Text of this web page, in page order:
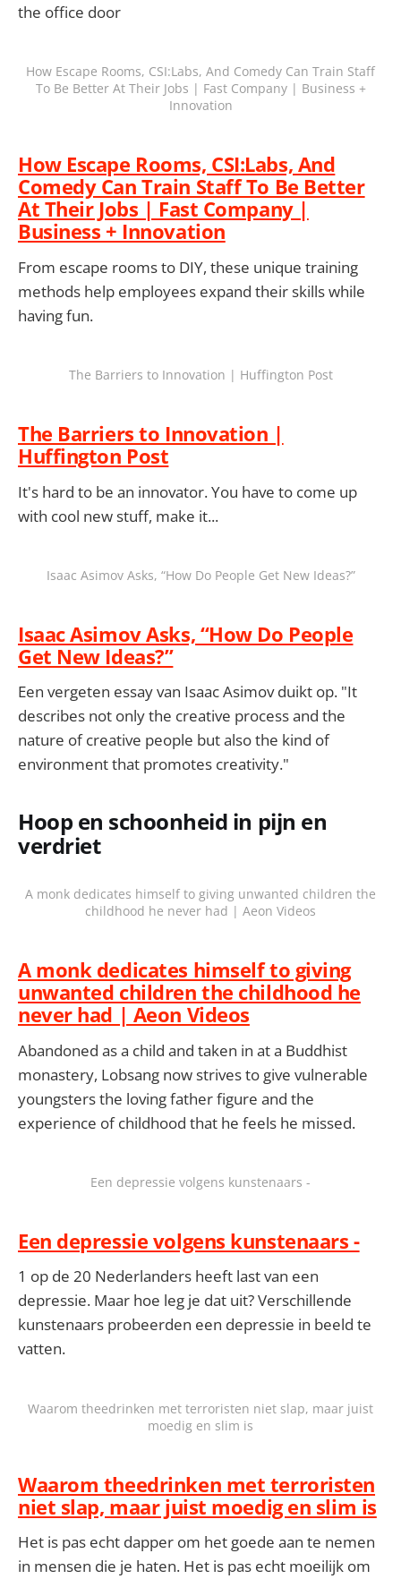
the office door
How Escape Rooms, CSI:Labs, And Comedy Can Train Staff
To Be Better At Their Jobs | Fast Company | Business +
Innovation
How Escape Rooms, CSI:Labs, And
Comedy Can Train Staff To Be Better
At Their Jobs | Fast Company |
Business + Innovation
From escape rooms to DIY, these unique training
methods help employees expand their skills while
having fun.
The Barriers to Innovation | Huffington Post
The Barriers to Innovation |
Huffington Post
It's hard to be an innovator. You have to come up
with cool new stuff, make it...
Isaac Asimov Asks, “How Do People Get New Ideas?”
Isaac Asimov Asks, “How Do People
Get New Ideas?”
Een vergeten essay van Isaac Asimov duikt op. "It
describes not only the creative process and the
nature of creative people but also the kind of
environment that promotes creativity."
Hoop en schoonheid in pijn en
verdriet
A monk dedicates himself to giving unwanted children the
childhood he never had | Aeon Videos
A monk dedicates himself to giving
unwanted children the childhood he
never had | Aeon Videos
Abandoned as a child and taken in at a Buddhist
monastery, Lobsang now strives to give vulnerable
youngsters the loving father figure and the
experience of childhood that he feels he missed.
Een depressie volgens kunstenaars -
Een depressie volgens kunstenaars -
1 op de 20 Nederlanders heeft last van een
depressie. Maar hoe leg je dat uit? Verschillende
kunstenaars probeerden een depressie in beeld te
vatten.
Waarom theedrinken met terroristen niet slap, maar juist
moedig en slim is
Waarom theedrinken met terroristen
niet slap, maar juist moedig en slim is
Het is pas echt dapper om het goede aan te nemen
in mensen die je haten. Het is pas echt moeilijk om